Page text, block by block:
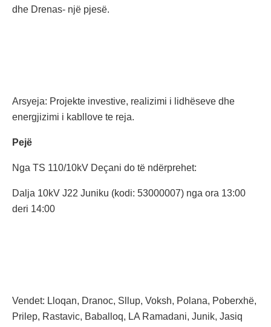
dhe Drenas- një pjesë.
Arsyeja: Projekte investive, realizimi i lidhëseve dhe
energjizimi i kabllove te reja.
Pejë
Nga TS 110/10kV Deçani do të ndërprehet:
Dalja 10kV J22 Juniku (kodi: 53000007) nga ora 13:00
deri 14:00
Vendet: Lloqan, Dranoc, Sllup, Voksh, Polana, Poberxhë,
Prilep, Rastavic, Baballoq, LA Ramadani, Junik, Jasiq